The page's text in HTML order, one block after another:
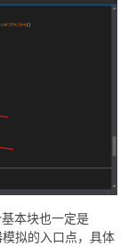
本块也一定是
拟的入口点，具体